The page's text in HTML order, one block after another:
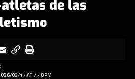
de las
02/17 AT 7:48 PM